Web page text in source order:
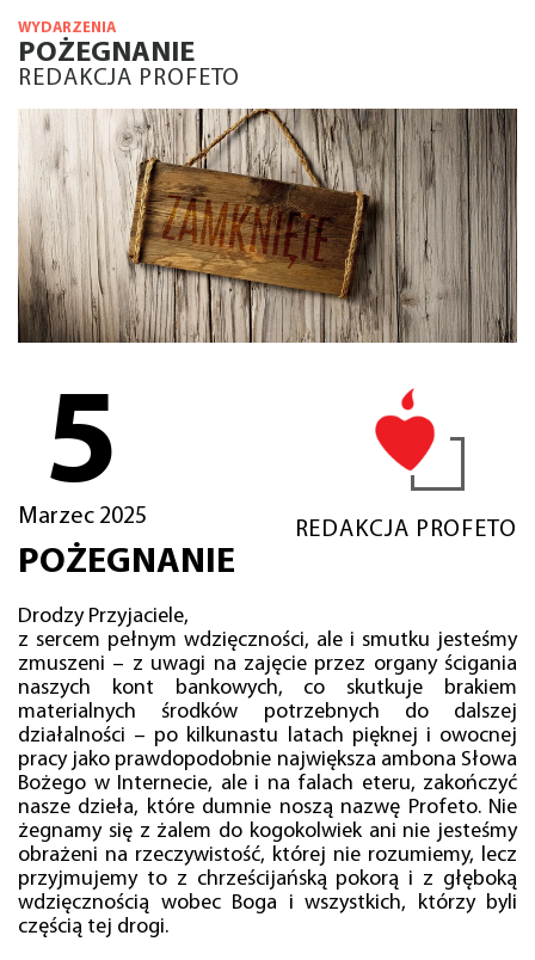
WYDARZENIA
POŻEGNANIE
REDAKCJA PROFETO
5
Marzec 2025
REDAKCJA PROFETO
POŻEGNANIE
Drodzy Przyjaciele,
z sercem pełnym wdzięczności, ale i smutku jesteśmy
zmuszeni – z uwagi na zajęcie przez organy ścigania
naszych kont bankowych, co skutkuje brakiem
materialnych środków potrzebnych do dalszej
działalności – po kilkunastu latach pięknej i owocnej
pracy jako prawdopodobnie największa ambona Słowa
Bożego w Internecie, ale i na falach eteru, zakończyć
nasze dzieła, które dumnie noszą nazwę Profeto. Nie
żegnamy się z żalem do kogokolwiek ani nie jesteśmy
obrażeni na rzeczywistość, której nie rozumiemy, lecz
przyjmujemy to z chrześcijańską pokorą i z głęboką
wdzięcznością wobec Boga i wszystkich, którzy byli
częścią tej drogi.